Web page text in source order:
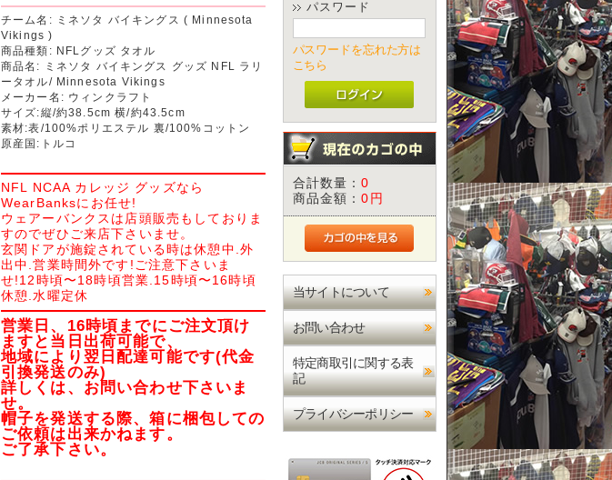
チーム名: ミネソタ バイキングス ( Minnesota
Vikings )
商品種類: NFLグッズ タオル
商品名: ミネソタ バイキングス グッズ NFL ラリ
ータオル/ Minnesota Vikings
メーカー名: ウィンクラフト
サイズ:縦/約38.5cm 横/約43.5cm
素材:表/100%ポリエステル 裏/100%コットン
原産国:トルコ
NFL NCAA カレッジ グッズなら
WearBanksにお任せ!
ウェアーバンクスは店頭販売もしておりま
すのでぜひご来店下さいませ。
玄関ドアが施錠されている時は休憩中.外
出中.営業時間外です!ご注意下さいま
せ!12時頃〜18時頃営業.15時頃〜16時頃
休憩.水曜定休
営業日、16時頃までにご注文頂け
ますと当日出荷可能で、
地域により翌日配達可能です(代金
引換発送のみ)
詳しくは、お問い合わせ下さいま
せ。
帽子を発送する際、箱に梱包しての
ご依頼は出来かねます。
ご了承下さい。
パスワード
パスワードを忘れた方は
こちら
合計数量：0
商品金額：0円
当サイトについて
お問い合わせ
特定商取引に関する表
記
プライバシーポリシー